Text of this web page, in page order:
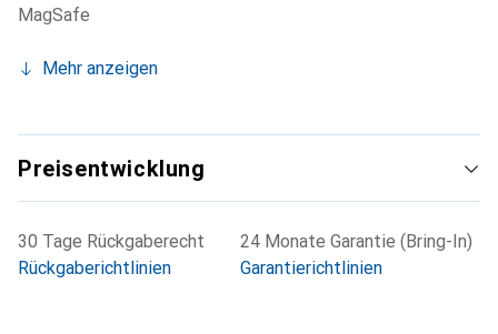
MagSafe
Mehr anzeigen
Preisentwicklung
30 Tage Rückgaberecht
Rückgaberichtlinien
24 Monate Garantie (Bring-In)
Garantierichtlinien